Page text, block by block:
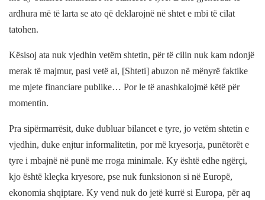
ardhura më të larta se ato që deklarojnë në shtet e mbi të cilat
tatohen.
Kësisoj ata nuk vjedhin vetëm shtetin, për të cilin nuk kam ndonjë
merak të majmur, pasi vetë ai, [Shteti] abuzon në mënyrë faktike
me mjete financiare publike… Por le të anashkalojmë këtë për
momentin.
Pra sipërmarrësit, duke dubluar bilancet e tyre, jo vetëm shtetin e
vjedhin, duke enjtur informalitetin, por më kryesorja, punëtorët e
tyre i mbajnë në punë me rroga minimale. Ky është edhe ngërçi,
kjo është kleçka kryesore, pse nuk funksionon si në Europë,
ekonomia shqiptare. Ky vend nuk do jetë kurrë si Europa, për aq